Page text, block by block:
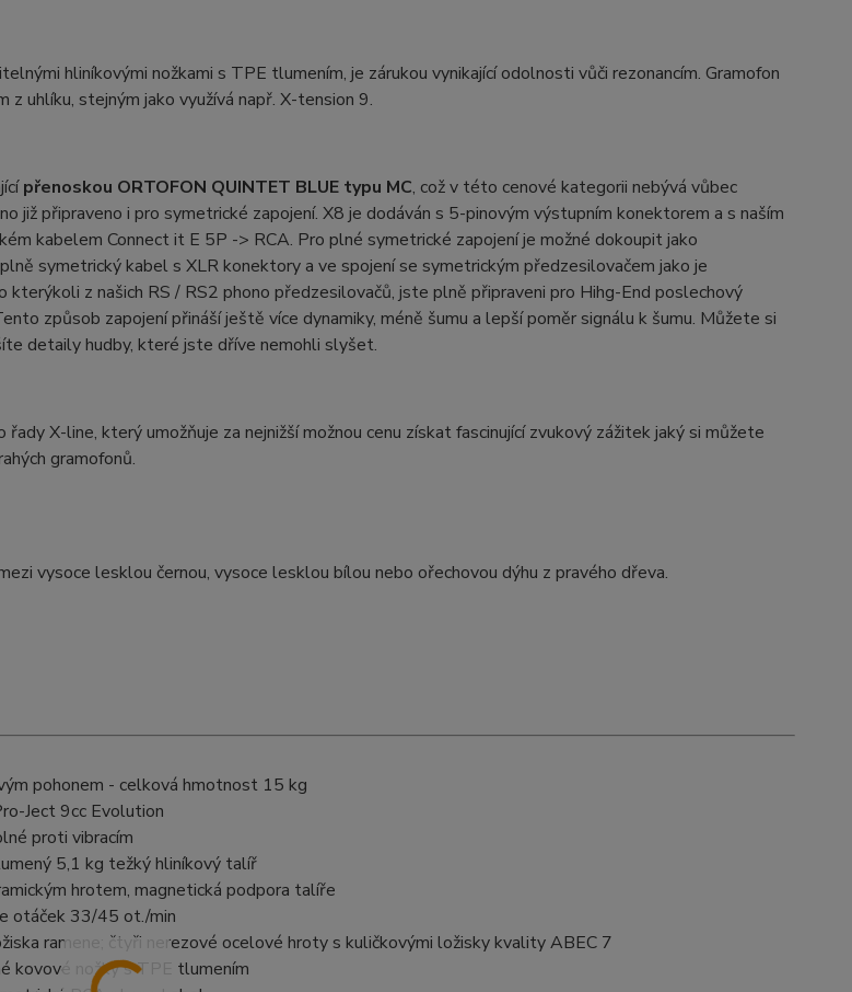
hliníkovými nožkami s TPE tlumením, je zárukou vynikající odolnosti vůči rezonancím. Gramofon
z uhlíku, stejným jako využívá např. X-tension 9.
přenoskou ORTOFON QUINTET BLUE typu MC, což v této cenové kategorii nebývá vůbec
již připraveno i pro symetrické zapojení. X8 je dodáván s 5-pinovým výstupním konektorem a s naším
kabelem Connect it E 5P -> RCA. Pro plné symetrické zapojení je možné dokoupit jako
symetrický kabel s XLR konektory a ve spojení se symetrickým předzesilovačem jako je
kterýkoli z našich RS / RS2 phono předzesilovačů, jste plně připraveni pro Hihg-End poslechový
způsob zapojení přináší ještě více dynamiky, méně šumu a lepší poměr signálu k šumu. Můžete si
detaily hudby, které jste dříve nemohli slyšet.
X-line, který umožňuje za nejnižší možnou cenu získat fascinující zvukový zážitek jaký si můžete
gramofonů.
vysoce lesklou černou, vysoce lesklou bílou nebo ořechovou dýhu z pravého dřeva.
pohonem - celková hmotnost 15 kg
Ject 9cc Evolution
proti vibracím
5,1 kg težký hliníkový talíř
hrotem, magnetická podpora talíře
otáček 33/45 ot./min
ramene; čtyři nerezové ocelové hroty s kuličkovými ložisky kvality ABEC 7
kovové nožky s TPE tlumením